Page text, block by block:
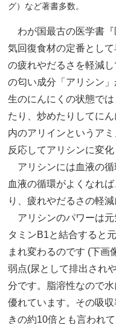
グ）など著書多数。
わが国最古の医学書『
気回復食材の定番とし
の疲れやだるさを軽減
の匂い成分「アリシン
生のにんにくの状態で
たり、炒めたりしてに
内のアリインというア
反応してアリシンに変化
アリシンには血液の循
血液の循環がよくなれ
り、疲れやだるさの軽減
アリシンのパワーは元
タミンB1と結合すると
まれ変わるのです (下画
弱点(尿として排出され
分です。脂溶性なので
優れています。その吸
きの約10倍とも言われ